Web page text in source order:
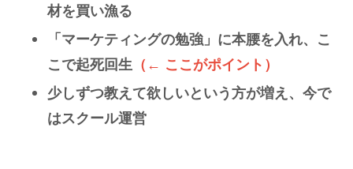
材を買い漁る
「マーケティングの勉強」に本腰を入れ、こ
こで起死回生 （← ここがポイント）
少しずつ教えて欲しいという方が増え、今で
はスクール運営